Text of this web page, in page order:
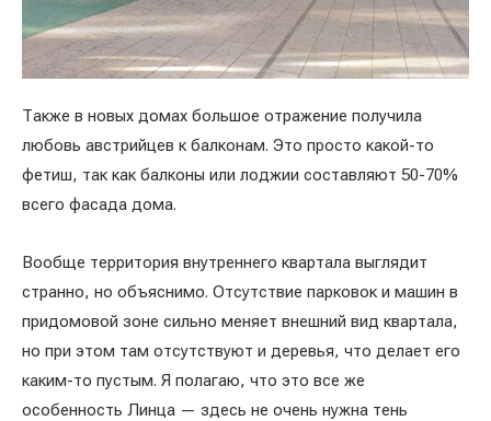
Также в новых домах большое отражение получила
любовь австрийцев к балконам. Это просто какой-то
фетиш, так как балконы или лоджии составляют 50-70%
всего фасада дома.
Вообще территория внутреннего квартала выглядит
странно, но объяснимо. Отсутствие парковок и машин в
придомовой зоне сильно меняет внешний вид квартала,
но при этом там отсутствуют и деревья, что делает его
каким-то пустым. Я полагаю, что это все же
особенность Линца — здесь не очень нужна тень